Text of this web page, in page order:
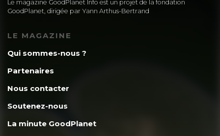
Le magazine GoodPlanet Info est un projet de la fondation
GoodPlanet, dirigée par Yann Arthus-Bertrand
LE MAGAZINE
Qui sommes-nous ?
Partenaires
Nous contacter
Soutenez-nous
La minute GoodPlanet